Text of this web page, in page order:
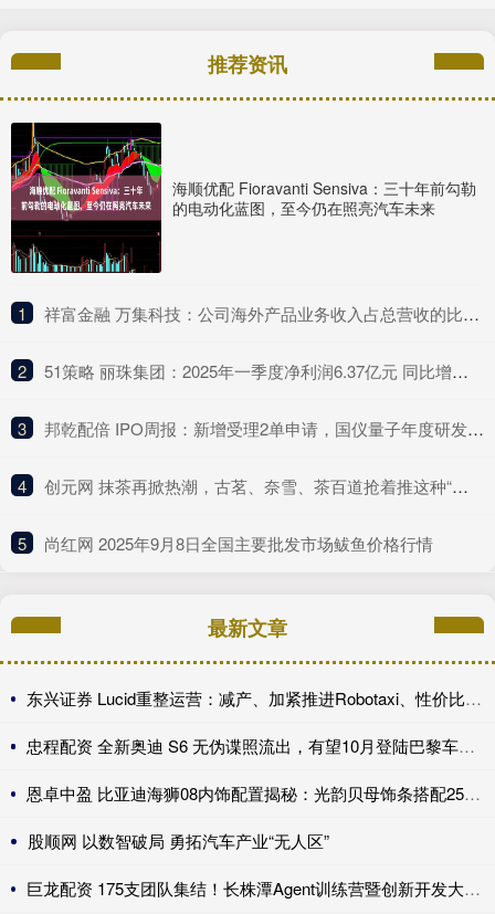
推荐资讯
海顺优配 Fioravanti Sensiva：三十年前勾勒
的电动化蓝图，至今仍在照亮汽车未来
1 ​祥富金融 万集科技：公司海外产品业务收入占总营收的比例较低
2 ​51策略 丽珠集团：2025年一季度净利润6.37亿元 同比增长4.75%
3 ​邦乾配倍 IPO周报：新增受理2单申请，国仪量子年度研发投入占比下滑
4 ​创元网 抹茶再掀热潮，古茗、奈雪、茶百道抢着推这种“浓”新品
5 ​尚红网 2025年9月8日全国主要批发市场鲅鱼价格行情
最新文章
东兴证券 Lucid重整运营：减产、加紧推进Robotaxi、性价比车型继续跳票
忠程配资 全新奥迪 S6 无伪谍照流出，有望10月登陆巴黎车展完成首秀!
恩卓中盈 比亚迪海狮08内饰配置揭秘：光韵贝母饰条搭配25扬帝瓦雷音响登场
股顺网 以数智破局 勇拓汽车产业“无人区”
巨龙配资 175支团队集结！长株潭Agent训练营暨创新开发大赛第一期训练营开讲